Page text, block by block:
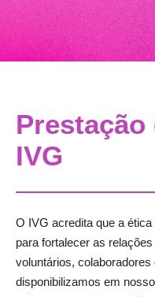
IVG
O IVG acredita que a
para fortalecer as
voluntários,
disponibilizamos em